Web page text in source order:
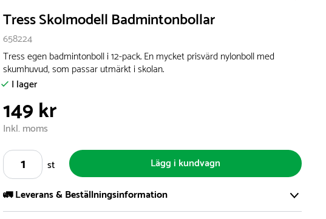
Tress Skolmodell Badmintonbollar
658224
Tress egen badmintonboll i 12-pack. En mycket prisvärd nylonboll med
skumhuvud, som passar utmärkt i skolan.
I lager
149 kr
Inkl. moms
st
Lägg i kundvagn
🚛 Leverans & Beställningsinformation